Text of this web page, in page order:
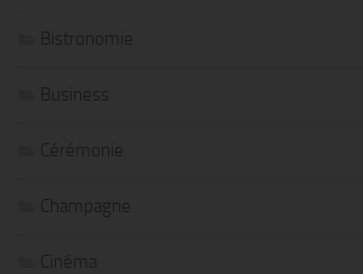
Bistronomie
Business
Cérémonie
Champagne
Cinéma